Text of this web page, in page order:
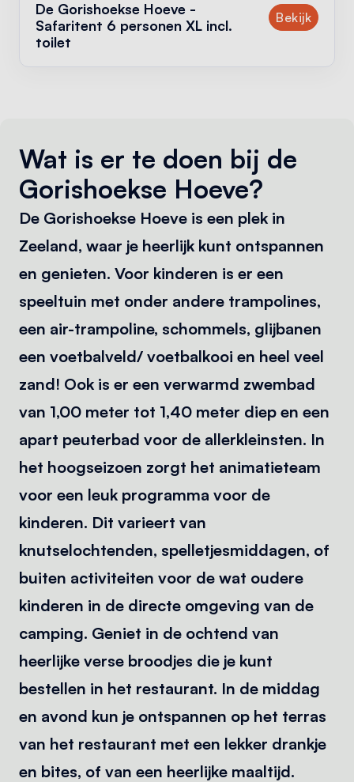
De Gorishoekse Hoeve -
Safaritent 6 personen XL incl.
toilet
Bekijk
Wat is er te doen bij de
Gorishoekse Hoeve?
De Gorishoekse Hoeve is een plek in
Zeeland, waar je heerlijk kunt ontspannen
en genieten. Voor kinderen is er een
speeltuin met onder andere trampolines,
een air-trampoline, schommels, glijbanen
een voetbalveld/ voetbalkooi en heel veel
zand! Ook is er een verwarmd zwembad
van 1,00 meter tot 1,40 meter diep en een
apart peuterbad voor de allerkleinsten. In
het hoogseizoen zorgt het animatieteam
voor een leuk programma voor de
kinderen. Dit varieert van
knutselochtenden, spelletjesmiddagen, of
buiten activiteiten voor de wat oudere
kinderen in de directe omgeving van de
camping. Geniet in de ochtend van
heerlijke verse broodjes die je kunt
bestellen in het restaurant. In de middag
en avond kun je ontspannen op het terras
van het restaurant met een lekker drankje
en bites, of van een heerlijke maaltijd.